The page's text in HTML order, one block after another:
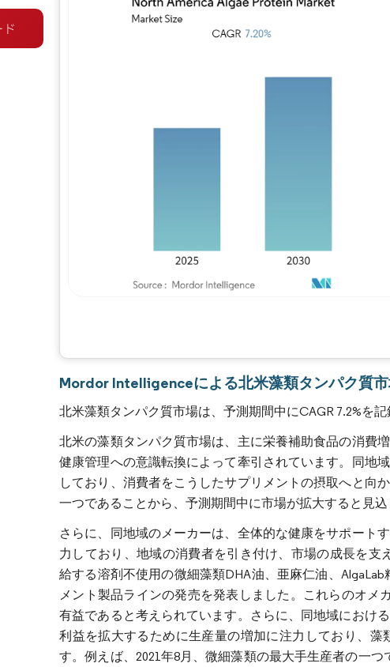
Mordor Intelligenceによる北米藻類タンパク質
北米藻類タンパク質市場は、予測期間中にCAGR 7.2%を
北米の藻類タンパク質市場は、主に栄養補助食品の消費
健康管理への意識転換によって牽引されています。同地
しており、消費者をこうしたサプリメントの摂取へと向
一つであることから、予測期間中に市場が拡大すると見込
さらに、同地域のメーカーは、全体的な健康をサポート
力しており、地域の消費者を引き付け、市場の成長を支
給する溶剤不使用の微細藻類DHA油、亜麻仁油、
メント製品ラインの発売を発表しました。これらのオ
有益であると考えられています。さらに、同地域におけ
利益を拡大するために生産量の増加に注力しており、
す。例えば、2021年8月、微細藻類の最大手生産者の一